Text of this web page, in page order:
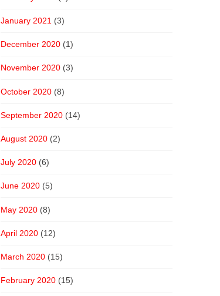
January 2021 (3)
December 2020 (1)
November 2020 (3)
October 2020 (8)
September 2020 (14)
August 2020 (2)
July 2020 (6)
June 2020 (5)
May 2020 (8)
April 2020 (12)
March 2020 (15)
February 2020 (15)